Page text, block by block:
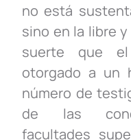
no está
sino en la libre
suerte que
otorgado a un
número de
de las
facultades